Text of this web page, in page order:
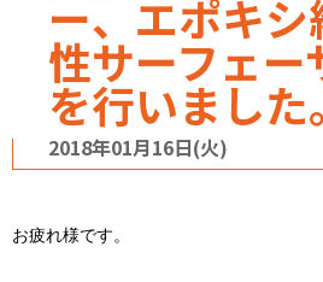
ー、エポキ
性サーフェー
を行いました
2018年01月16日(火)
お疲れ様です。